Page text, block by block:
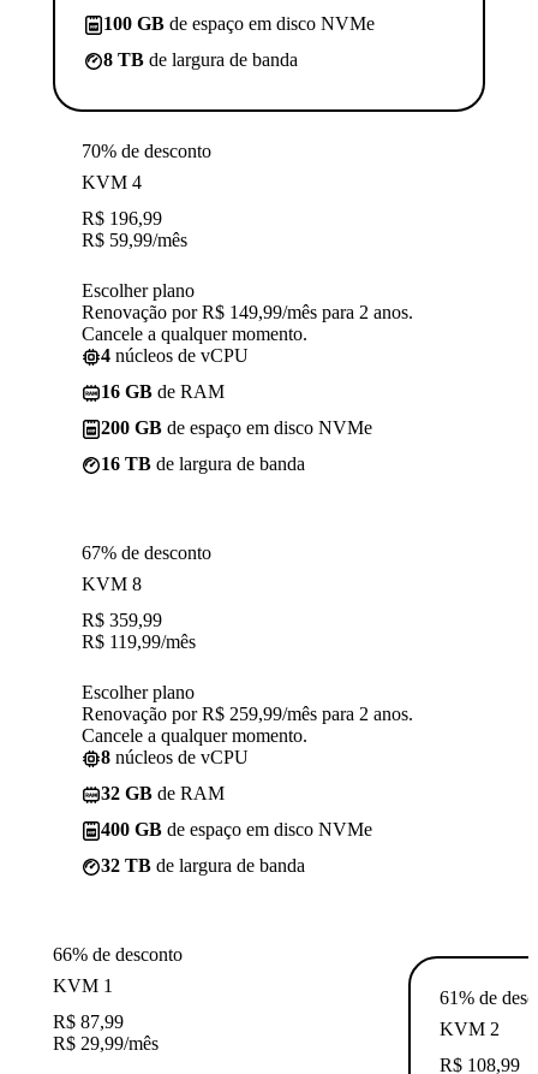
100 GB de espaço em disco NVMe
8 TB de largura de banda
70% de desconto
KVM 4
R$ 196,99
R$ 59,99/mês
Escolher plano
Renovação por R$ 149,99/mês para 2 anos.
Cancele a qualquer momento.
4 núcleos de vCPU
16 GB de RAM
200 GB de espaço em disco NVMe
16 TB de largura de banda
67% de desconto
KVM 8
R$ 359,99
R$ 119,99/mês
Escolher plano
Renovação por R$ 259,99/mês para 2 anos.
Cancele a qualquer momento.
8 núcleos de vCPU
32 GB de RAM
400 GB de espaço em disco NVMe
32 TB de largura de banda
66% de desconto
KVM 1
R$ 87,99
R$ 29,99/mês
61% de
KVM 2
R$ 108,99